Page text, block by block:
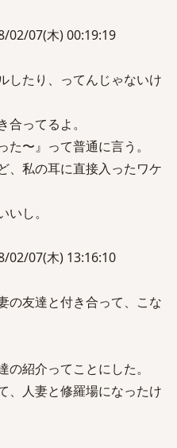
02/07(木) 00:19:19
したり、ってんじゃないけ
ってるよ。
〜』って普通に言う。
、私の耳に直接入ったワケ
し。
02/07(木) 13:16:10
の友達と付き合って、こな
紹介ってことにした。
、人妻と修羅場になったけ